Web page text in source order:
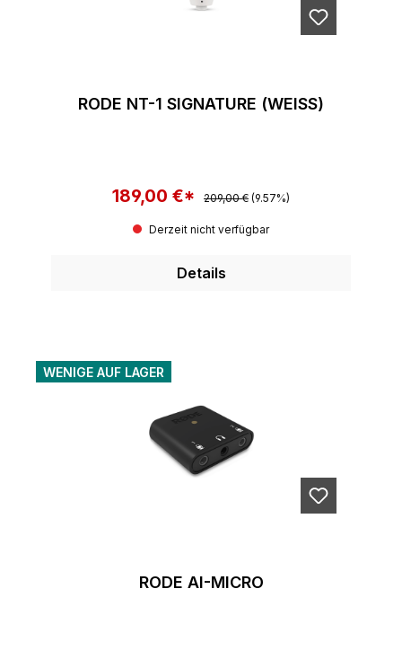
RODE NT-1 SIGNATURE (WEISS)
Verkaufspreis:
189,00 €* Regulärer Preis:
209,00 € (9.57%)
Derzeit nicht verfügbar
Details
WENIGE AUF LAGER
RODE AI-MICRO